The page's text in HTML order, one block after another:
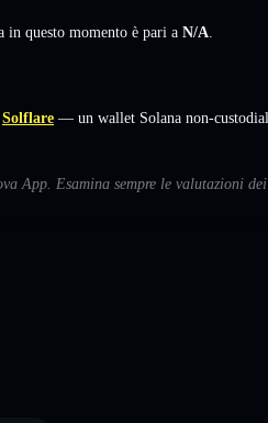
in questo momento è pari a N/A
Solflare — un wallet Solana non-custodial
App. Esamina sempre le valutazioni dei